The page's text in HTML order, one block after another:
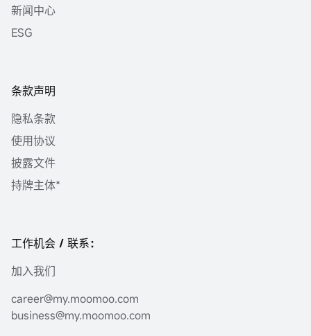
新闻中心
ESG
条款声明
隐私条款
使用协议
披露文件
持牌主体*
工作机会 / 联系：
加入我们
career@my.moomoo.com
business@my.moomoo.com